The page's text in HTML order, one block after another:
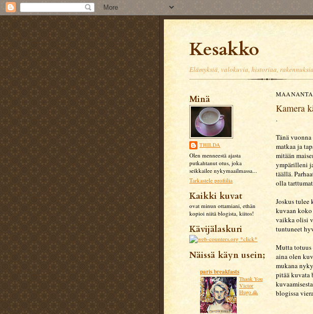
Kesakko
Elämyksiä, valokuvia, historiaa,
Minä
THILDA
Olen menneestä ajasta
putkahtanut otus, joka
seikkailee nykymaailmassa...
Tarkastele profiilia
Kaikki kuvat
ovat minun ottamiani, ethän
kopioi niitä blogista, kiitos!
Kävijälaskuri
*click*
Näissä käyn usein;
paris breakfasts
Thank You
Victor
Hugo 🙏
Kamera
.
Tänä
matkaa ja
mitään
ympärilleni
täällä.
olla
Joskus tulee
kuvaan
vaikka olisi
tuntuneet
Mutta
aina olen
mukana
pitää kuvata
blogissa